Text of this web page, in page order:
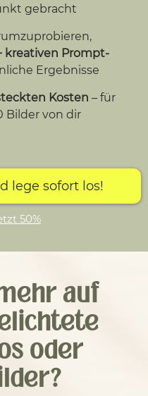
gebracht
kreativen Prompt-
Ergebnisse
Kosten – für
Bilder von dir
lege sofort los!
50%
auf
oder